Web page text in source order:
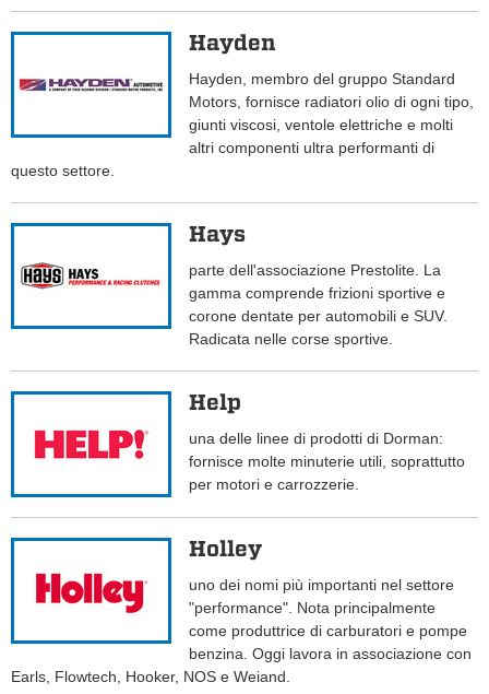
Hayden
Hayden, membro del gruppo Standard
Motors, fornisce radiatori olio di ogni tipo,
giunti viscosi, ventole elettriche e molti
altri componenti ultra performanti di
questo settore.
Hays
parte dell'associazione Prestolite. La
gamma comprende frizioni sportive e
corone dentate per automobili e SUV.
Radicata nelle corse sportive.
Help
una delle linee di prodotti di Dorman:
fornisce molte minuterie utili, soprattutto
per motori e carrozzerie.
Holley
uno dei nomi più importanti nel settore
"performance". Nota principalmente
come produttrice di carburatori e pompe
benzina. Oggi lavora in associazione con
Earls, Flowtech, Hooker, NOS e Weiand.